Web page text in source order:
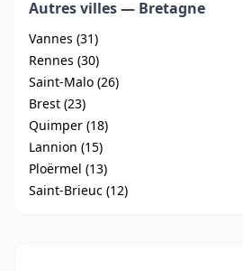
Autres villes — Bretagne
Vannes (31)
Rennes (30)
Saint-Malo (26)
Brest (23)
Quimper (18)
Lannion (15)
Ploërmel (13)
Saint-Brieuc (12)